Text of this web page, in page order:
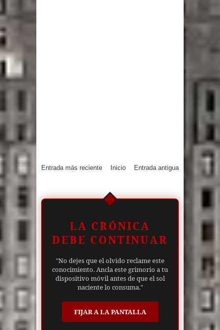
Entrada más reciente Entrada antigua
Inicio
LA CRÓNICA
DEBE CONTINUAR
"No dejes que el olvido reclame este
conocimiento. Ancla este grimorio a tu
dispositivo móvil antes de que el sol
naciente lo consuma."
FIJAR A LA PANTALLA